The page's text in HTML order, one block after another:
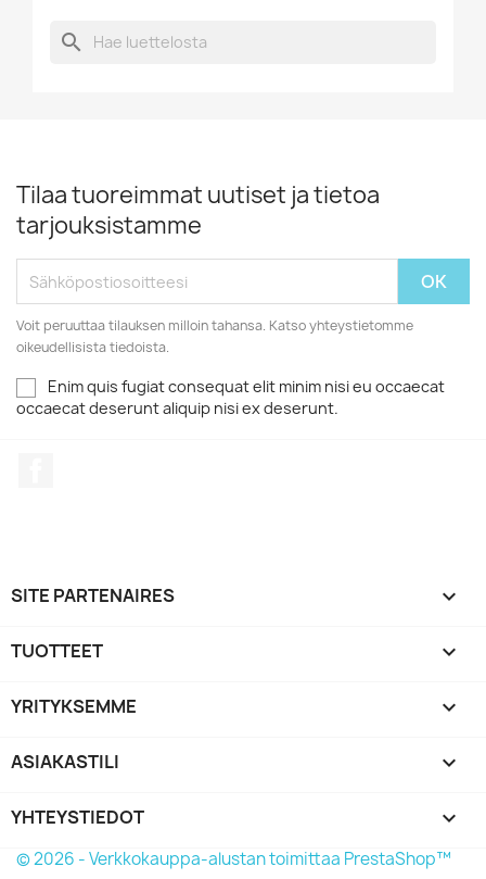
search
Tilaa tuoreimmat uutiset ja tietoa
tarjouksistamme
Voit peruuttaa tilauksen milloin tahansa. Katso yhteystietomme
oikeudellisista tiedoista.
Enim quis fugiat consequat elit minim nisi eu occaecat
occaecat deserunt aliquip nisi ex deserunt.
SITE PARTENAIRES 
TUOTTEET 
YRITYKSEMME 
ASIAKASTILI 
YHTEYSTIEDOT keyboard_arrow_down
© 2026 - Verkkokauppa-alustan toimittaa PrestaShop™